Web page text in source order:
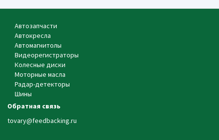
Автозапчасти
Автокресла
Автомагнитолы
Видеорегистраторы
Колесные диски
Моторные масла
Радар-детекторы
Шины
Обратная связь
tovary@feedbacking.ru